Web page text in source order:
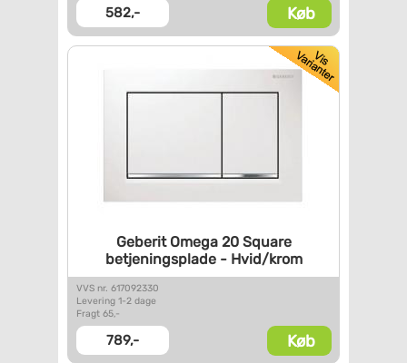
582,- Køb
Geberit Omega 20 Square
betjeningsplade - Hvid/krom
VVS nr. 617092330
Levering 1-2 dage
Fragt 65,-
789,- Køb